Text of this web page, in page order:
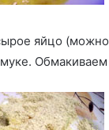
яйцо
Обмакиваем